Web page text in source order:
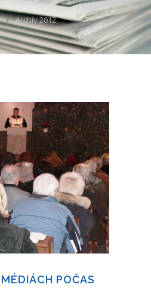
Archív 2012
POČAS